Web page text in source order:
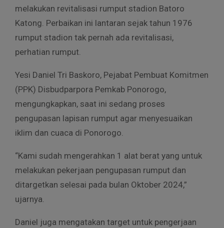
melakukan revitalisasi rumput stadion Batoro
Katong. Perbaikan ini lantaran sejak tahun 1976
rumput stadion tak pernah ada revitalisasi,
perhatian rumput.
Yesi Daniel Tri Baskoro, Pejabat Pembuat Komitmen
(PPK) Disbudparpora Pemkab Ponorogo,
mengungkapkan, saat ini sedang proses
pengupasan lapisan rumput agar menyesuaikan
iklim dan cuaca di Ponorogo.
“Kami sudah mengerahkan 1 alat berat yang untuk
melakukan pekerjaan pengupasan rumput dan
ditargetkan selesai pada bulan Oktober 2024,”
ujarnya.
Daniel juga mengatakan target untuk pengerjaan